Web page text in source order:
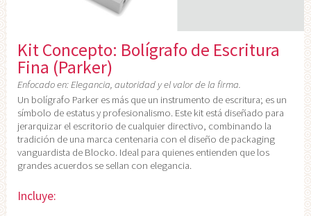
Kit Concepto: Bolígrafo de Escritura
Fina (Parker)
Enfocado en: Elegancia, autoridad y el valor de la firma.
Un bolígrafo Parker es más que un instrumento de escritura; es un
símbolo de estatus y profesionalismo. Este kit está diseñado para
jerarquizar el escritorio de cualquier directivo, combinando la
tradición de una marca centenaria con el diseño de packaging
vanguardista de Blocko. Ideal para quienes entienden que los
grandes acuerdos se sellan con elegancia.
Incluye: